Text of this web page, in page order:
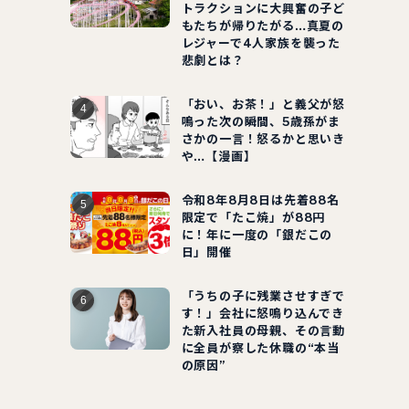
トラクションに大興奮の子ど
もたちが帰りたがる…真夏の
レジャーで4人家族を襲った
悲劇とは？
「おい、お茶！」と義父が怒
鳴った次の瞬間、5歳孫がま
さかの一言！怒るかと思いき
や…【漫画】
令和8年8月8日は先着88名
限定で「たこ焼」が88円
に！年に一度の「銀だこの
日」開催
「うちの子に残業させすぎで
す！」会社に怒鳴り込んでき
た新入社員の母親、その言動
に全員が察した休職の“本当
の原因”